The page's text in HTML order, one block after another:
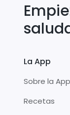
La App
Sobre la App
Recetas